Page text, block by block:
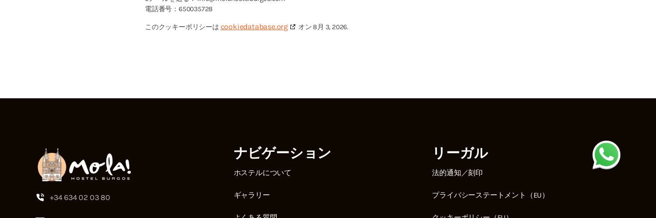
電話番号：650035728
このクッキーポリシーは cookiedatabase.org オン 8月 3, 2026.
+34 634 02 03 80
ナビゲーション
ホステルについて
ギャラリー
リーガル
法的通知／刻印
プライバシーステートメント（EU）